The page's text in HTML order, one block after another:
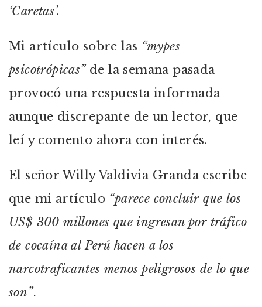
‘Caretas’.
Mi artículo sobre las “mypes
psicotrópicas”de la semana pasada
provocó una respuesta informada
aunque discrepante de un lector, que
leí y comento ahora con interés.
El señor Willy Valdivia Granda escribe
que mi artículo “parece concluir que los
US$ 300 millones que ingresan por tráfico
de cocaína al Perú hacen a los
narcotraficantes menos peligrosos de lo que
son”.